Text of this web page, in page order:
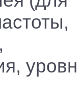
уровн